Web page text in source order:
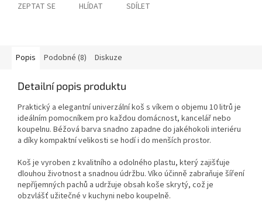
ZEPTAT SE HLÍDAT SDÍLET
Popis Podobné (8) Diskuze
Detailní popis produktu
Praktický a elegantní univerzální koš s víkem o objemu 10 litrů je
ideálním pomocníkem pro každou domácnost, kancelář nebo
koupelnu. Béžová barva snadno zapadne do jakéhokoli interiéru
a díky kompaktní velikosti se hodí i do menších prostor.
Koš je vyroben z kvalitního a odolného plastu, který zajišťuje
dlouhou životnost a snadnou údržbu. Víko účinně zabraňuje šíření
nepříjemných pachů a udržuje obsah koše skrytý, což je
obzvlášť užitečné v kuchyni nebo koupelně.